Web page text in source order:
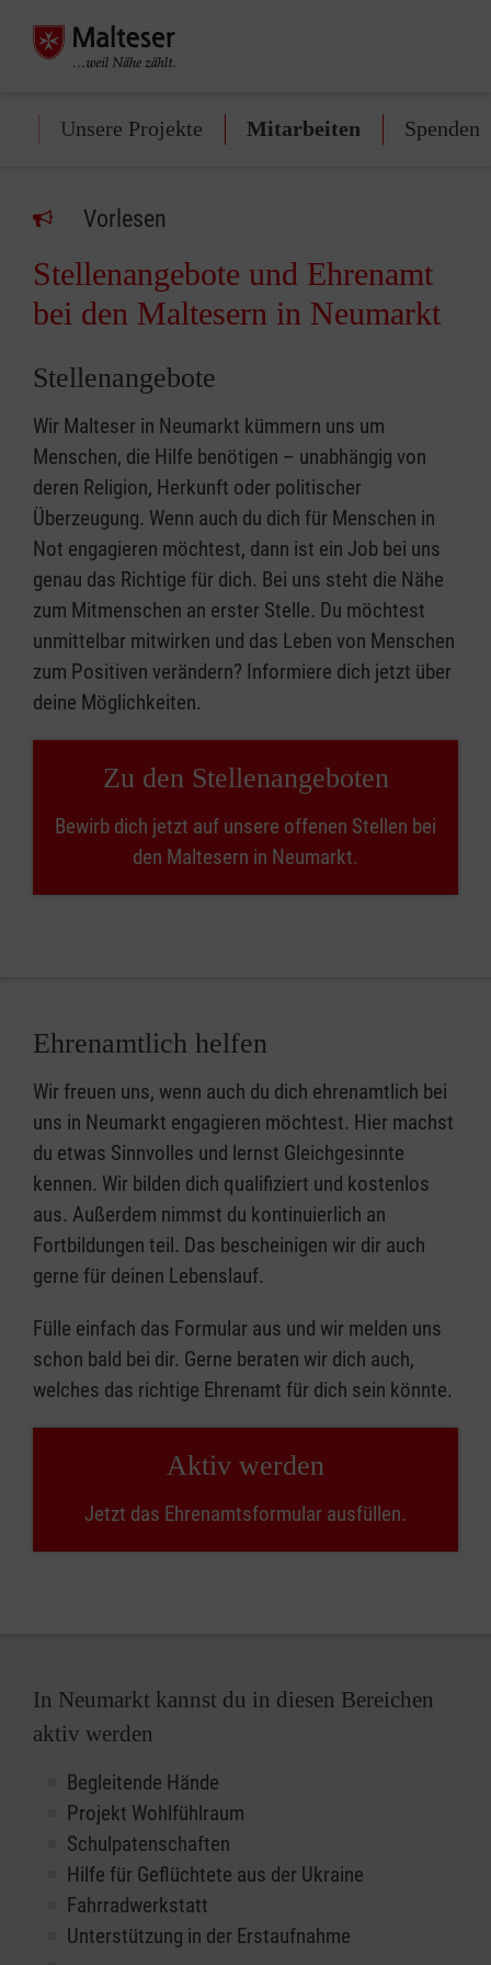
Unsere Projekte Mitarbeiten Spenden
Vorlesen
Stellenangebote und Ehrenamt
bei den Maltesern in Neumarkt
Stellenangebote
Wir Malteser in Neumarkt kümmern uns um
Menschen, die Hilfe benötigen – unabhängig von
deren Religion, Herkunft oder politischer
Überzeugung. Wenn auch du dich für Menschen in
Not engagieren möchtest, dann ist ein Job bei uns
genau das Richtige für dich. Bei uns steht die Nähe
zum Mitmenschen an erster Stelle. Du möchtest
unmittelbar mitwirken und das Leben von Menschen
zum Positiven verändern? Informiere dich jetzt über
deine Möglichkeiten.
Zu den Stellenangeboten
Bewirb dich jetzt auf unsere offenen Stellen bei
den Maltesern in Neumarkt.
Ehrenamtlich helfen
Wir freuen uns, wenn auch du dich ehrenamtlich bei
uns in Neumarkt engagieren möchtest. Hier machst
du etwas Sinnvolles und lernst Gleichgesinnte
kennen. Wir bilden dich qualifiziert und kostenlos
aus. Außerdem nimmst du kontinuierlich an
Fortbildungen teil. Das bescheinigen wir dir auch
gerne für deinen Lebenslauf.
Fülle einfach das Formular aus und wir melden uns
schon bald bei dir. Gerne beraten wir dich auch,
welches das richtige Ehrenamt für dich sein könnte.
Aktiv werden
Jetzt das Ehrenamtsformular ausfüllen.
In Neumarkt kannst du in diesen Bereichen
aktiv werden
Begleitende Hände
Projekt Wohlfühlraum
Schulpatenschaften
Hilfe für Geflüchtete aus der Ukraine
Fahrradwerkstatt
Unterstützung in der Erstaufnahme